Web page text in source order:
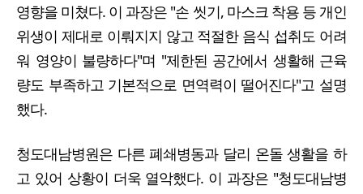
영향을 미쳤다. 이 과장은 "손 씻기, 마스크 착용 등 개인
위생이 제대로 이뤄지지 않고 적절한 음식 섭취도 어려
워 영양이 불량하다"며 "제한된 공간에서 생활해 근육
량도 부족하고 기본적으로 면역력이 떨어진다"고 설명
했다.
청도대남병원은 다른 폐쇄병동과 달리 온돌 생활을 하
고 있어 상황이 더욱 열악했다. 이 과장은 "청도대남병